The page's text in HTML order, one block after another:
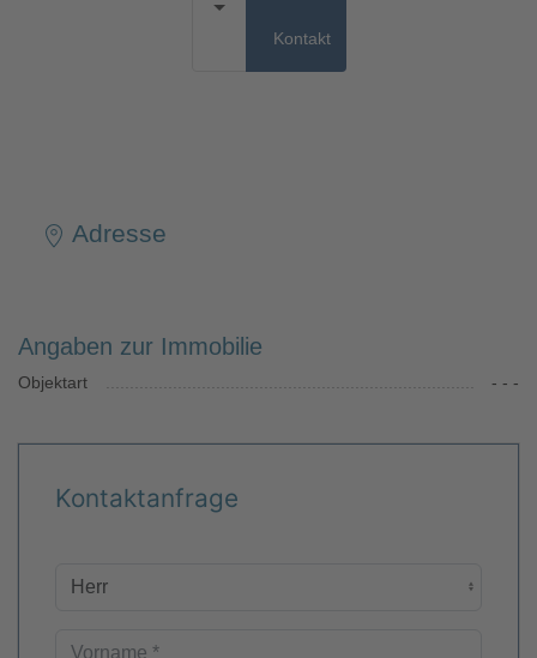
Kontakt
Adresse
Angaben zur Immobilie
Objektart - - -
Kontaktanfrage